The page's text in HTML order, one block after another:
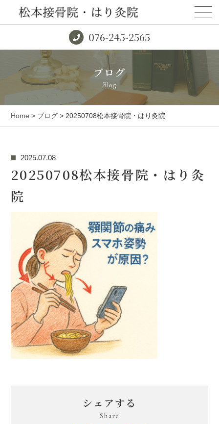
076-245-2565
ブログ
Blog
Home > ブログ > 20250708松本接骨院・はり灸院
2025.07.08
20250708松本接骨院・はり灸
院
シェアする
Share